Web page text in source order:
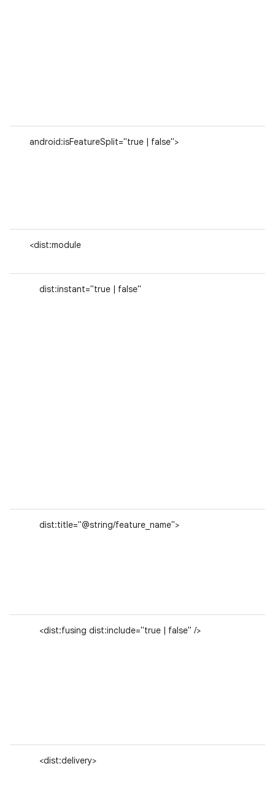
android:isFeatureSplit="true | false">
<dist:module
dist:instant="true | false"
dist:title="@string/feature_name">
<dist:fusing dist:include="true | false" />
<dist:delivery>